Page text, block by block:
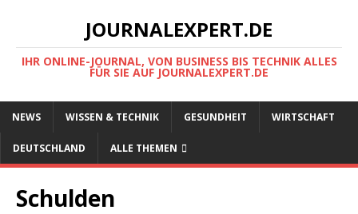
JOURNALEXPERT.DE
IHR ONLINE-JOURNAL, VON BUSINESS BIS TECHNIK ALLES
FÜR SIE AUF JOURNALEXPERT.DE
NEWS WISSEN & TECHNIK GESUNDHEIT WIRTSCHAFT
DEUTSCHLAND ALLE THEMEN
Schulden